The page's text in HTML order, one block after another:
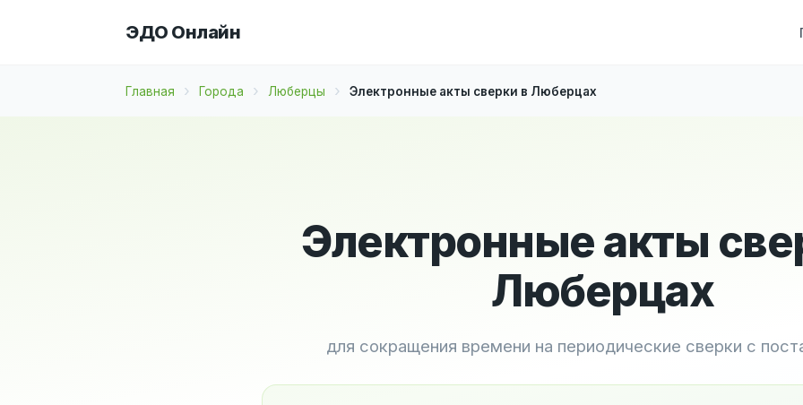
ЭДО Онлайн
Главная Города Люберцы Электронные акты сверки в Люберцах
Электронные акты
Люберцах
для сокращения времени на периодические сверки с